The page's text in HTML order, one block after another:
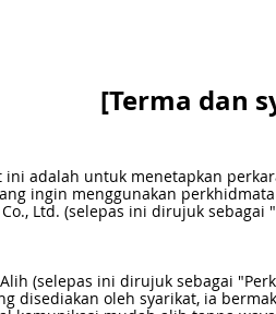
[Terma dan
ini adalah untuk menetapkan
ingin menggunakan
Ltd. (selepas ini dirujuk sebagai
(selepas ini dirujuk sebagai
disediakan oleh syarikat, ia